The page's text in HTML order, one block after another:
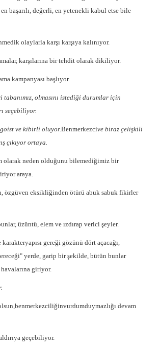
başarılı, değerli, en yetenekli kabul etse bile
olaylarla karşı karşıya kalınıyor.
karşılarına bir tehdit olarak dikiliyor.
kampanyası başlıyor.
tabanımız, olmasını istediği durumlar için
seçebiliyor.
ve kibirli oluyor.Benmerkezcive biraz çelişkili
çıkıyor ortaya.
olarak neden olduğunu bilemediğimiz bir
araya.
özgüven eksikliğinden ötürü abuk sabuk fikirler
üzüntü, elem ve ızdırap verici şeyler.
gereği gözünü dört açacağı,
yerde, garip bir şekilde, bütün bunlar
giriyor.
devam
geçebiliyor.